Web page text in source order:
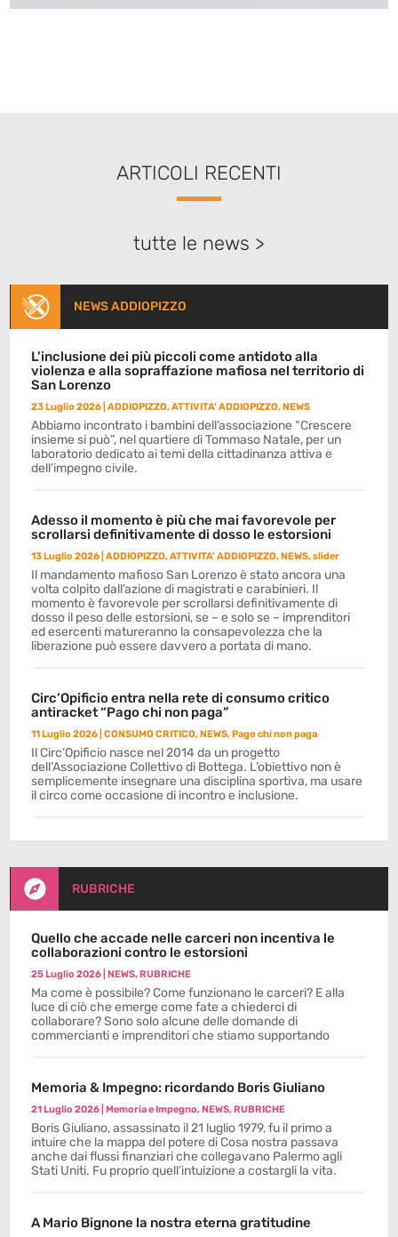
ARTICOLI RECENTI
tutte le news >
NEWS ADDIOPIZZO
L’inclusione dei più piccoli come antidoto alla
violenza e alla sopraffazione mafiosa nel territorio di
San Lorenzo
23 Luglio 2026 |ADDIOPIZZO,ATTIVITA' ADDIOPIZZO,NEWS
Abbiamo incontrato i bambini dell’associazione “Crescere
insieme si può”, nel quartiere di Tommaso Natale, per un
laboratorio dedicato ai temi della cittadinanza attiva e
dell’impegno civile.
Adesso il momento è più che mai favorevole per
scrollarsi definitivamente di dosso le estorsioni
13 Luglio 2026 |ADDIOPIZZO,ATTIVITA' ADDIOPIZZO,NEWS,slider
Il mandamento mafioso San Lorenzo è stato ancora una
volta colpito dall’azione di magistrati e carabinieri. Il
momento è favorevole per scrollarsi definitivamente di
dosso il peso delle estorsioni, se – e solo se – imprenditori
ed esercenti matureranno la consapevolezza che la
liberazione può essere davvero a portata di mano.
Circ’Opificio entra nella rete di consumo critico
antiracket “Pago chi non paga”
11 Luglio 2026 |CONSUMO CRITICO,NEWS,Pago chi non paga
Il Circ’Opificio nasce nel 2014 da un progetto
dell’Associazione Collettivo di Bottega. L’obiettivo non è
semplicemente insegnare una disciplina sportiva, ma usare
il circo come occasione di incontro e inclusione.
 RUBRICHE
Quello che accade nelle carceri non incentiva le
collaborazioni contro le estorsioni
25 Luglio 2026 |NEWS,RUBRICHE
Ma come è possibile? Come funzionano le carceri? E alla
luce di ciò che emerge come fate a chiederci di
collaborare? Sono solo alcune delle domande di
commercianti e imprenditori che stiamo supportando
Memoria & Impegno: ricordando Boris Giuliano
21 Luglio 2026 |Memoria e Impegno,NEWS,RUBRICHE
Boris Giuliano, assassinato il 21 luglio 1979, fu il primo a
intuire che la mappa del potere di Cosa nostra passava
anche dai flussi finanziari che collegavano Palermo agli
Stati Uniti. Fu proprio quell’intuizione a costargli la vita.
A Mario Bignone la nostra eterna gratitudine